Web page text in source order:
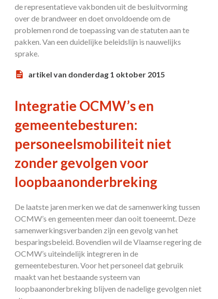
de representatieve vakbonden uit de besluitvorming
over de brandweer en doet onvoldoende om de
problemen rond de toepassing van de statuten aan te
pakken. Van een duidelijke beleidslijn is nauwelijks
sprake.
artikel van donderdag 1 oktober 2015
Integratie OCMW’s en
gemeentebesturen:
personeelsmobiliteit niet
zonder gevolgen voor
loopbaanonderbreking
De laatste jaren merken we dat de samenwerking tussen
OCMW’s en gemeenten meer dan ooit toeneemt. Deze
samenwerkingsverbanden zijn een gevolg van het
besparingsbeleid. Bovendien wil de Vlaamse regering de
OCMW’s uiteindelijk integreren in de
gemeentebesturen. Voor het personeel dat gebruik
maakt van het bestaande systeem van
loopbaanonderbreking blijven de nadelige gevolgen niet